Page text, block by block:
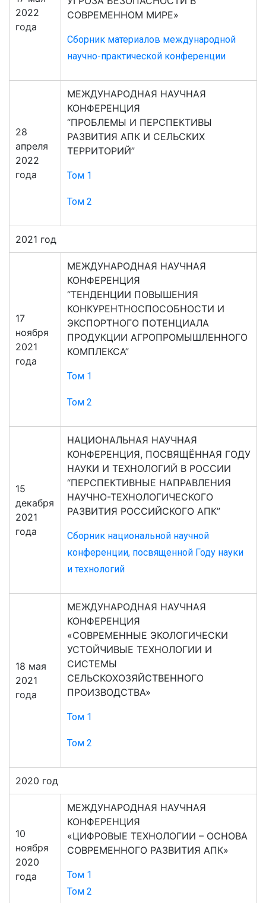
2022
года
СОВРЕМЕННОМ МИРЕ»
Сборник материалов международной
научно-практической конференции
28
апреля
2022
года
МЕЖДУНАРОДНАЯ НАУЧНАЯ
КОНФЕРЕНЦИЯ
“ПРОБЛЕМЫ И ПЕРСПЕКТИВЫ
РАЗВИТИЯ АПК И СЕЛЬСКИХ
ТЕРРИТОРИЙ”
Том 1
Том 2
2021 год
17
ноября
2021
года
МЕЖДУНАРОДНАЯ НАУЧНАЯ
КОНФЕРЕНЦИЯ
“ТЕНДЕНЦИИ ПОВЫШЕНИЯ
КОНКУРЕНТНОСПОСОБНОСТИ И
ЭКСПОРТНОГО ПОТЕНЦИАЛА
ПРОДУКЦИИ АГРОПРОМЫШЛЕННОГО
КОМПЛЕКСА”
Том 1
Том 2
15
декабря
2021
года
НАЦИОНАЛЬНАЯ НАУЧНАЯ
КОНФЕРЕНЦИЯ, ПОСВЯЩЁННАЯ ГОДУ
НАУКИ И ТЕХНОЛОГИЙ В РОССИИ
“ПЕРСПЕКТИВНЫЕ НАПРАВЛЕНИЯ
НАУЧНО-ТЕХНОЛОГИЧЕСКОГО
РАЗВИТИЯ РОССИЙСКОГО АПК”
Сборник национальной научной
конференции, посвященной Году науки
и технологий
18 мая
2021
года
МЕЖДУНАРОДНАЯ НАУЧНАЯ
КОНФЕРЕНЦИЯ
«СОВРЕМЕННЫЕ ЭКОЛОГИЧЕСКИ
УСТОЙЧИВЫЕ ТЕХНОЛОГИИ И
СИСТЕМЫ
СЕЛЬСКОХОЗЯЙСТВЕННОГО
ПРОИЗВОДСТВА»
Том 1
Том 2
2020 год
10
ноября
2020
года
МЕЖДУНАРОДНАЯ НАУЧНАЯ
КОНФЕРЕНЦИЯ
«ЦИФРОВЫЕ ТЕХНОЛОГИИ – ОСНОВА
СОВРЕМЕННОГО РАЗВИТИЯ АПК»
Том 1
Том 2